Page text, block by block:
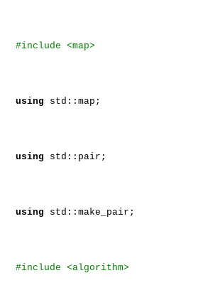
#include <map>
using std::map;
using std::pair;
using std::make_pair;
#include <algorithm>